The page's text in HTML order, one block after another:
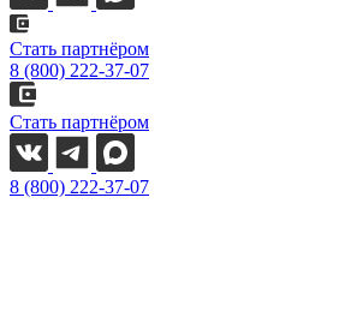
Стать партнёром
8 (800) 222-37-07
Стать партнёром
8 (800) 222-37-07